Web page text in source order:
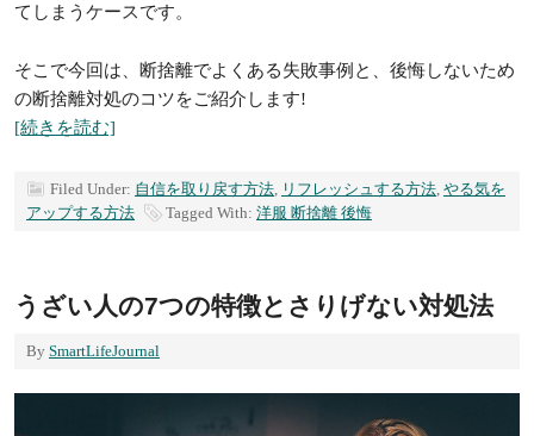
てしまうケースです。
そこで今回は、断捨離でよくある失敗事例と、後悔しないため
の断捨離対処のコツをご紹介します!
[続きを読む]
Filed Under: 自信を取り戻す方法 リフレッシュする方法 やる気を
アップする方法
Tagged With: 洋服 断捨離 後悔
うざい人の7つの特徴とさりげない対処法
By SmartLifeJournal